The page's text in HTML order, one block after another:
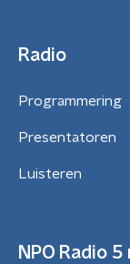
Radio
Programmering
Presentatoren
Luisteren
NPO Radio